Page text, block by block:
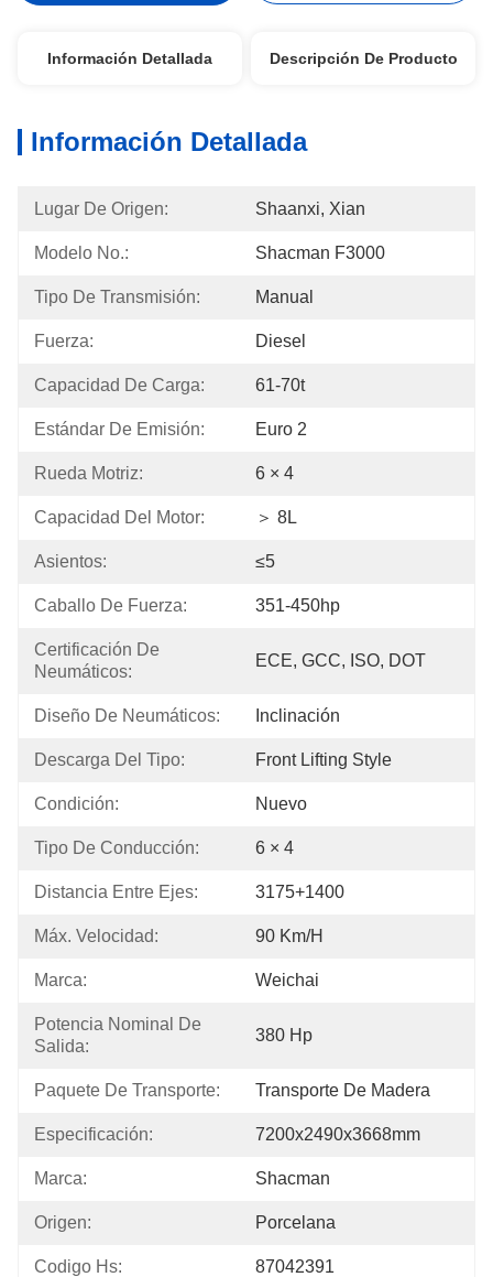
Información Detallada Descripción De Producto
Información Detallada
Lugar De Origen: Shaanxi, Xian
Modelo No.: Shacman F3000
Tipo De Transmisión: Manual
Fuerza: Diesel
Capacidad De Carga: 61-70t
Estándar De Emisión: Euro 2
Rueda Motriz: 6 × 4
Capacidad Del Motor: ＞ 8L
Asientos: ≤5
Caballo De Fuerza: 351-450hp
Certificación De
Neumáticos:
ECE, GCC, ISO, DOT
Diseño De Neumáticos: Inclinación
Descarga Del Tipo: Front Lifting Style
Condición: Nuevo
Tipo De Conducción: 6 × 4
Distancia Entre Ejes: 3175+1400
Máx. Velocidad: 90 Km/h
Marca: Weichai
Potencia Nominal De
Salida:
380 Hp
Paquete De Transporte: Transporte De Madera
Especificación: 7200x2490x3668mm
Marca: Shacman
Origen: Porcelana
Codigo Hs: 87042391